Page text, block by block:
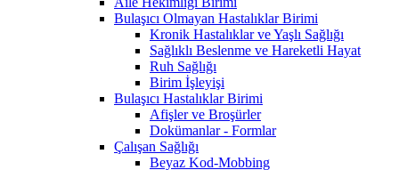
Bulaşıcı Olmayan Hastalıklar Birimi
Kronik Hastalıklar ve Yaşlı Sağlığı
Sağlıklı Beslenme ve Hareketli Hayat
Ruh Sağlığı
Birim İşleyişi
Bulaşıcı Hastalıklar Birimi
Afişler ve Broşürler
Dokümanlar - Formlar
Çalışan Sağlığı
Beyaz Kod-Mobbing